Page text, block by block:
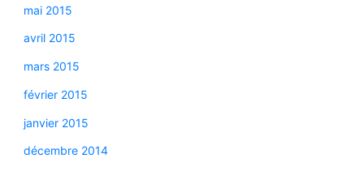
mai 2015
avril 2015
mars 2015
février 2015
janvier 2015
décembre 2014